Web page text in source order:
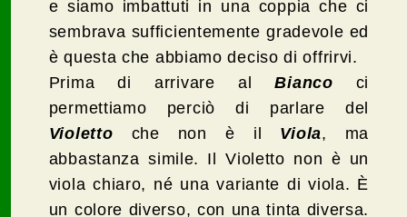
e siamo imbattuti in una coppia che ci
sembrava sufficientemente gradevole ed
è questa che abbiamo deciso di offrirvi.
Prima di arrivare alBianco ci
permettiamo perciò di parlare del
Violetto che non è il Viola, ma
abbastanza simile. Il Violetto non è un
viola chiaro, né una variante di viola. È
un colore diverso, con una tinta diversa.